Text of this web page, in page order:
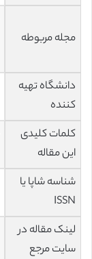
مجله مربوطه
دانشگاه تهیه
کننده
کلمات کلیدی
این مقاله
شناسه شاپا یا
ISSN
لینک مقاله در
سایت مرجع